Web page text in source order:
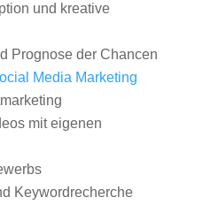
und kreative
Prognose der Chancen
Media Marketing
mit eigenen
Keywordrecherche